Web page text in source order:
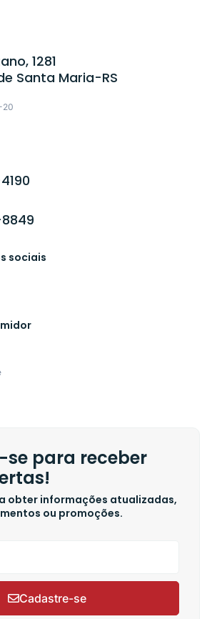
1281
Santa Maria-RS
20
sociais
para receber
obter informações atualizadas,
ou promoções.
Cadastre-se